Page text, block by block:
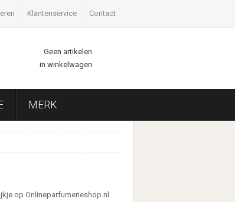
Klantenservice Contact
Geen artikelen
in winkelwagen
MERK
op Onlineparfumerieshop.nl.